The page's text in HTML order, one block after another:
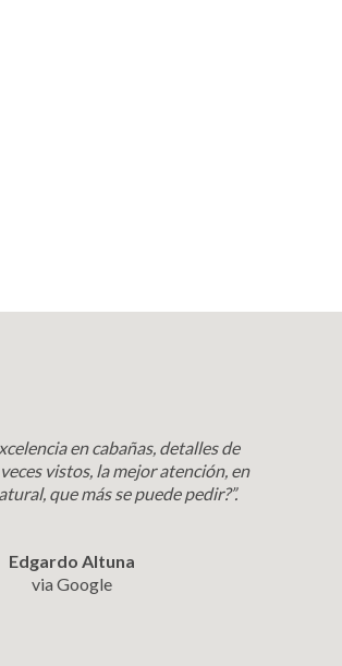
en cabañas, detalles de
vistos, la mejor atención, en
que más se puede pedir?”.
Edgardo Altuna
via Google